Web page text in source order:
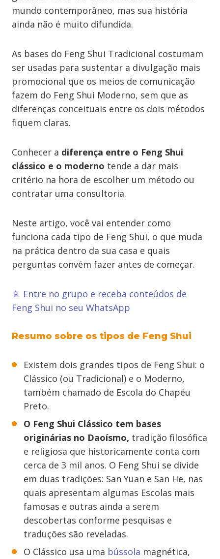
mundo contemporâneo, mas sua história
ainda não é muito difundida.
As bases do Feng Shui Tradicional costumam
ser usadas para sustentar a divulgação mais
promocional que os meios de comunicação
fazem do Feng Shui Moderno, sem que as
diferenças conceituais entre os dois métodos
fiquem claras.
Conhecer a diferença entre o Feng Shui
clássico e o moderno tende a dar mais
critério na hora de escolher um método ou
contratar uma consultoria.
Neste artigo, você vai entender como
funciona cada tipo de Feng Shui, o que muda
na prática dentro da sua casa e quais
perguntas convém fazer antes de começar.
📱 Entre no grupo e receba conteúdos de
Feng Shui no seu WhatsApp
Resumo sobre os tipos de Feng Shui
Existem dois grandes tipos de Feng Shui: o
Clássico (ou Tradicional) e o Moderno,
também chamado de Escola do Chapéu
Preto.
O Feng Shui Clássico tem bases
originárias no Daoísmo, tradição filosófica
e religiosa que historicamente conta com
cerca de 3 mil anos. O Feng Shui se divide
em duas tradições: San Yuan e San He, nas
quais apresentam algumas Escolas mais
famosas e outras ainda a serem
descobertas conforme pesquisas e
traduções são reveladas.
O Clássico usa uma bússola magnética,